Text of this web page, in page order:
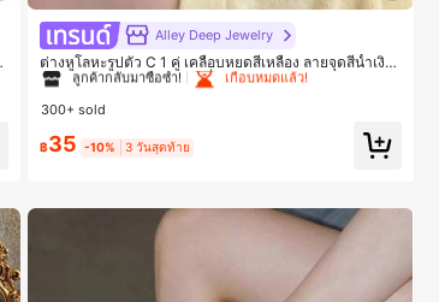
Alley Deep Jewelry
ต่างหูโลหะรูปตัว C 1 คู่ เคลือบหยดสีเหลือง ลายจุดสีน้ำเงิน
สไตล์ยุโรปและอเมริกัน แฟชั่นส่วนตัว หวานและสง่างาม
สำหรับผู้หญิงและเด็กหญิง สำหรับการเดินทาง งานแต่งงาน
ปาร์ตี้ วันเกิด ของขวัญคริสต์มาส 2026
#1 ขายดี ใน โบโฮ ต่างหูผู้หญิง
ลูกค้ากลับมาซื้อซ้ำ!
เกือบหมดแล้ว!
#1 ขายดี
ใน โบโฮ ต่างหูผู้หญิง
ลูกค้ากลับมาซื้อซ้ำ!
#1 ขายดี
ใน โบโฮ ต่างหูผู้หญิง
ลูกค้ากลับมาซื้อซ้ำ!
#1 ขายดี ใน โบโฮ ต่างหูผู้หญิง
300+ sold
฿35 -10% 3 วันสุดท้าย